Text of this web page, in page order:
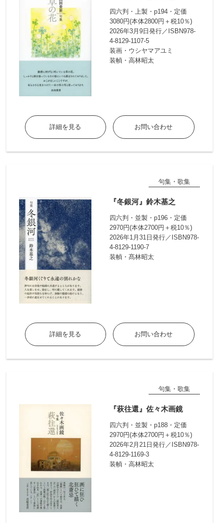
四六判・上製・p194・定価
3080円(本体2800円＋税10％)
2026年3月9日発行／ISBN978-
4-8129-1107-5
装画・ウシヤマアユミ
装幀・高林昭太
詳細を見る お問い合わせ
句集・歌集
『冬銀河』鈴木基之
四六判・並製・p196・定価
2970円(本体2700円＋税10％)
2026年1月31日発行／ISBN978-
4-8129-1190-7
装幀・髙林昭太
詳細を見る お問い合わせ
句集・歌集
『萩往還』佐々木画鏡
四六判・並製・p188・定価
2970円(本体2700円＋税10％)
2026年2月21日発行／ISBN978-
4-8129-1169-3
装幀・高林昭太